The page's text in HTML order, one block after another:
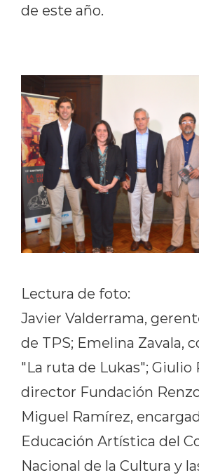
de este año.
Lectura de foto:
Javier Valderrama,
de TPS; Emelina Zavala,
"La ruta de Lukas"; Giulio
director Fundación
Miguel Ramírez,
Educación Artística del
Nacional de la Cultura y